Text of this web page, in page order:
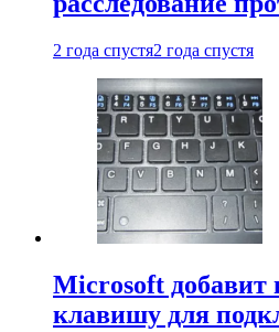
2 года спустя2 года спустя
Microsoft добавит
клавишу для